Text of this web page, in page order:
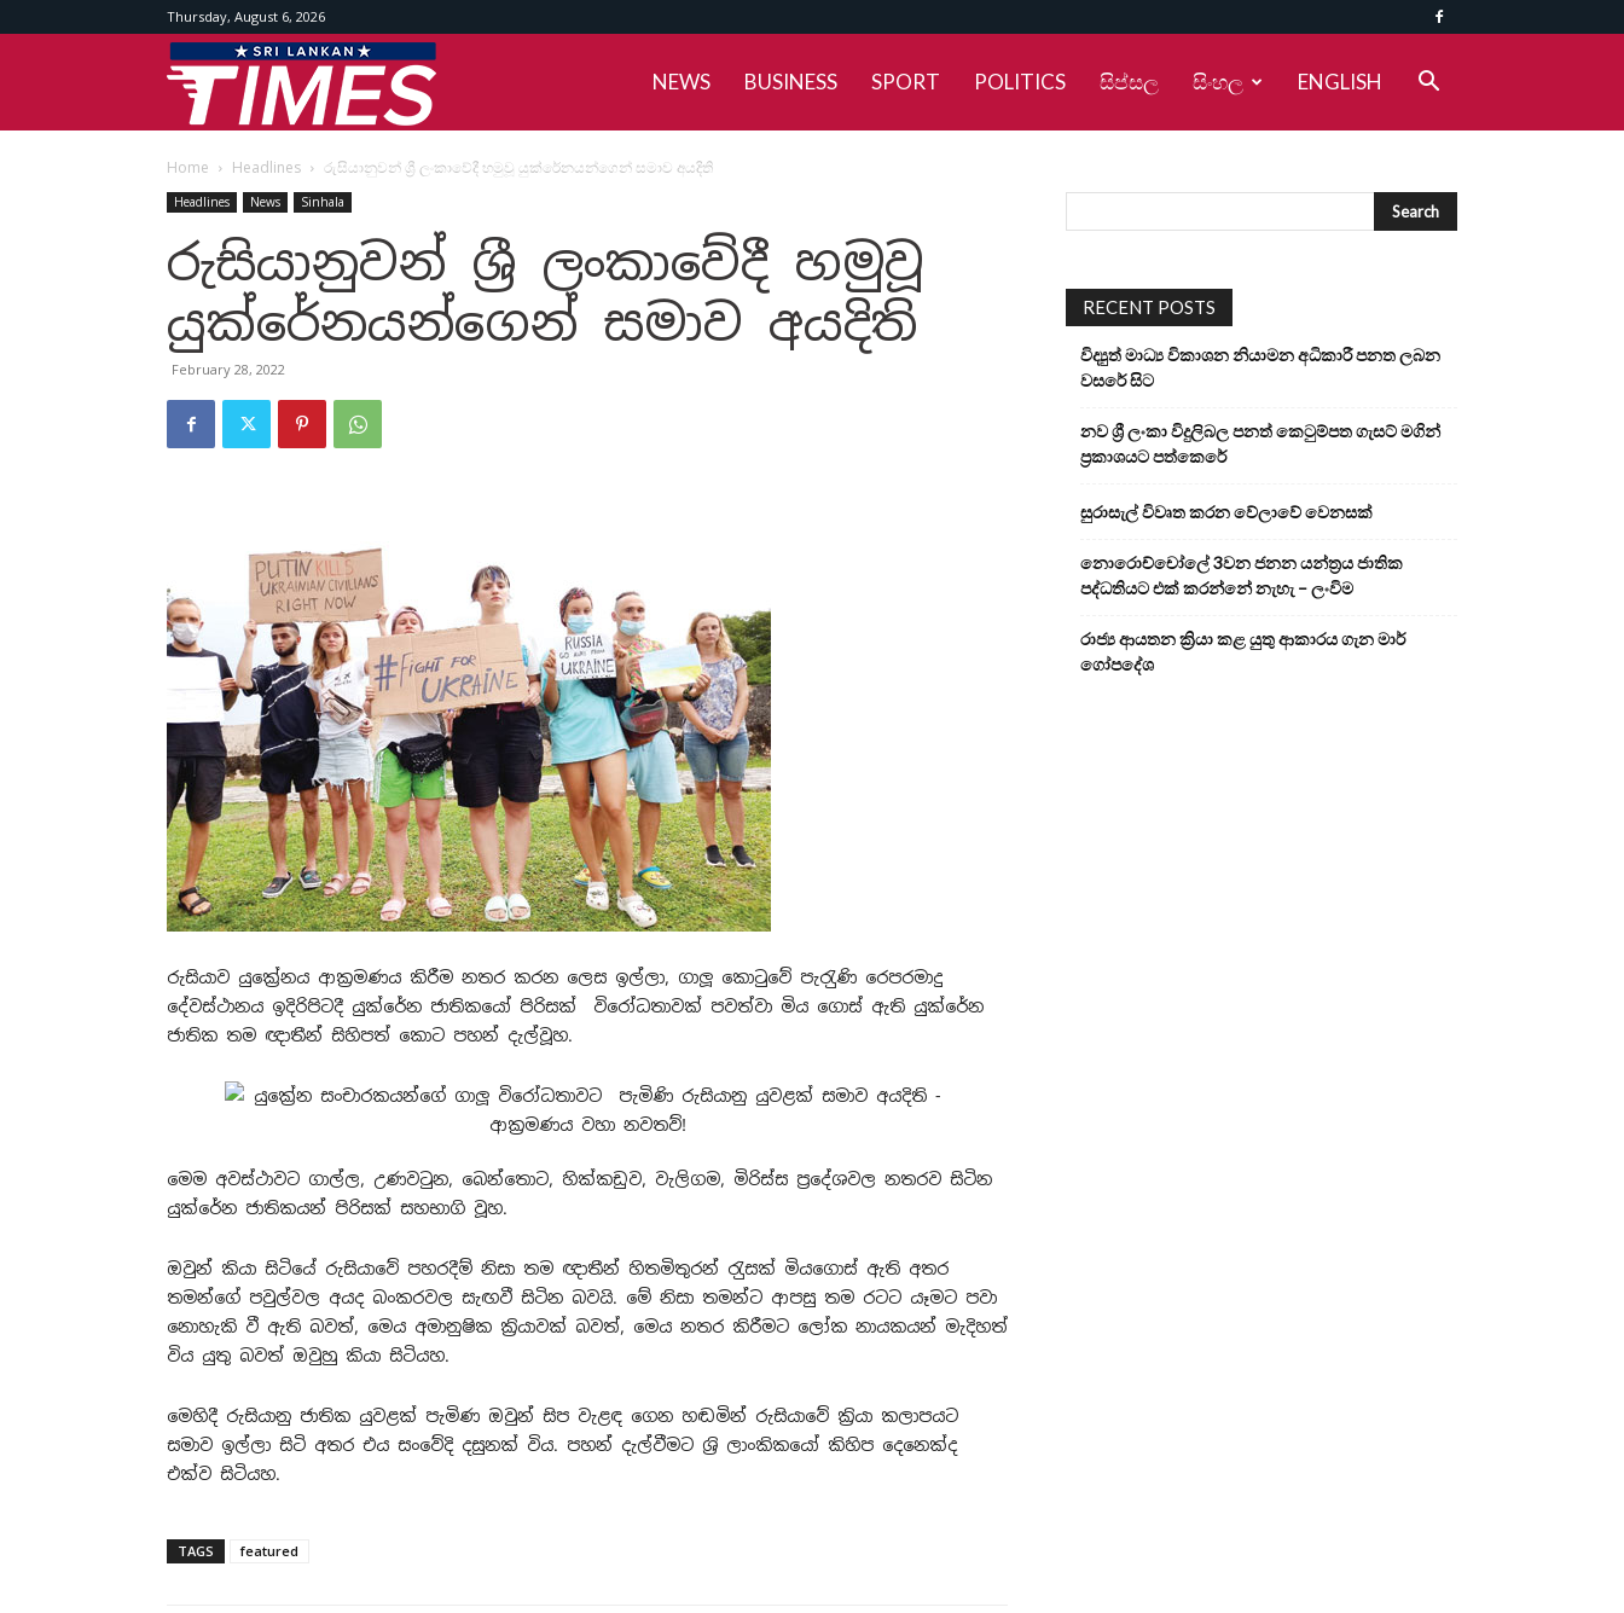
Thursday, August 6, 2026
Srilankan
Times
NEWS BUSINESS SPORT POLITICS සිප්සල සිංහල ENGLISH
Home Headlines රුසියානුවන් ශ්‍රී ලංකාවේදී හමුවූ යුක්රේනයන්ගෙන් සමාව අයදිති
Headlines News Sinhala
රුසියානුවන් ශ්‍රී ලංකාවේදී හමුවූ
යුක්රේනයන්ගෙන් සමාව අයදිති
February 28, 2022
රුසියාව යුකේ‍්‍රනය ආක‍්‍රමණය කිරීම නතර කරන ලෙස ඉල්ලා, ගාලූ කොටුවේ පැරැුණි රෙපරමාදු
දේවස්ථානය ඉදිරිපිටදී යුක්රේන ජාතිකයෝ පිරිසක් විරෝධතාවක් පවත්වා මිය ගොස් ඇති යුක්රේන
ජාතික තම ඥාතීන් සිහිපත් කොට පහන් දැල්වූහ.
මෙම අවස්ථාවට ගාල්ල, උණවටුන, බෙන්තොට, හික්කඩුව, වැලිගම, මිරිස්ස ප‍්‍රදේශවල නතරව සිටින
යුක්රේන ජාතිකයන් පිරිසක් සහභාගි වූහ.
ඔවුන් කියා සිටියේ රුසියාවේ පහරදීම් නිසා තම ඥාතීන් හිතමිතුරන් රැුසක් මියගොස් ඇති අතර
තමන්ගේ පවුල්වල අයද බංකරවල සැඟවී සිටින බවයි. මේ නිසා තමන්ට ආපසු තම රටට යෑමට පවා
නොහැකි වී ඇති බවත්, මෙය අමානුෂික ක‍්‍රියාවක් බවත්, මෙය නතර කිරීමට ලෝක නායකයන් මැදිහත්
විය යුතු බවත් ඔවුහු කියා සිටියහ.
මෙහිදී රුසියානු ජාතික යුවළක් පැමිණ ඔවුන් සිප වැළඳ ගෙන හඬමින් රුසියාවේ ක‍්‍රියා කලාපයට
සමාව ඉල්ලා සිටි අතර එය සංවේදි දසුනක් විය. පහන් දැල්වීමට ශ‍්‍රි ලාංකිකයෝ කිහිප දෙනෙක්ද
එක්ව සිටියහ.
TAGS featured
RECENT POSTS
විද්‍යුත් මාධ්‍ය විකාශන නියාමන අධිකාරී පනත ලබන
වසරේ සිට
නව ශ්‍රී ලංකා විදුලිබල පනත් කෙටුම්පත ගැසට් මගින්
ප්‍රකාශයට පත්කෙරේ
සුරාසැල් විවෘත කරන වේලාවේ වෙනසක්
නොරොච්චෝලේ 3වන ජනන යන්ත්‍රය ජාතික
පද්ධතියට එක් කරන්නේ නැහැ – ලංවිම
රාජ්‍ය ආයතන ක්‍රියා කළ යුතු ආකාරය ගැන මාර්
ගෝපදේශ